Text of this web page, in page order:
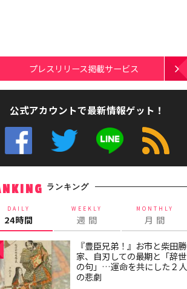
プレスリリース掲載サービス
公式アカウントで最新情報ゲット！
ランキング
DAILY
24時間
WEEKLY
週 間
MONTHLY
月 間
『豊臣兄弟！』お市と柴田勝
家、自刃しての最期と「辞世
の句」…運命を共にした２人
の悲劇